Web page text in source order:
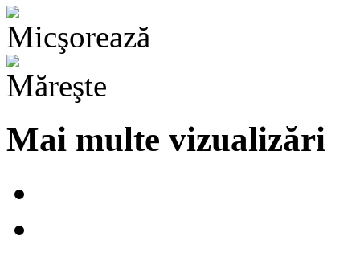
Mai multe vizualizări